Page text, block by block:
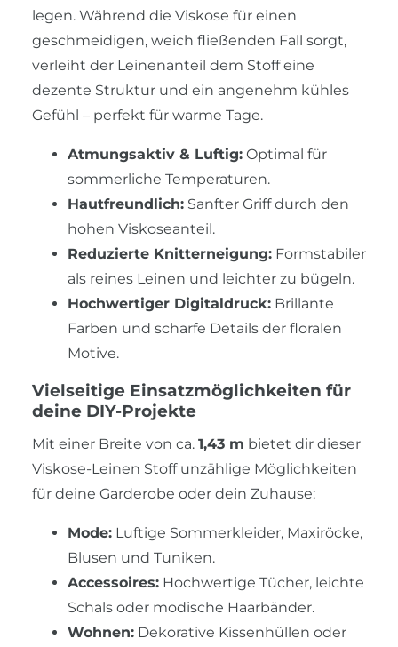
legen. Während die Viskose für einen
geschmeidigen, weich fließenden Fall sorgt,
verleiht der Leinenanteil dem Stoff eine
dezente Struktur und ein angenehm kühles
Gefühl – perfekt für warme Tage.
Atmungsaktiv & Luftig: Optimal für
sommerliche Temperaturen.
Hautfreundlich: Sanfter Griff durch den
hohen Viskoseanteil.
Reduzierte Knitterneigung: Formstabiler
als reines Leinen und leichter zu bügeln.
Hochwertiger Digitaldruck: Brillante
Farben und scharfe Details der floralen
Motive.
Vielseitige Einsatzmöglichkeiten für
deine DIY-Projekte
Mit einer Breite von ca. 1,43 m bietet dir dieser
Viskose-Leinen Stoff unzählige Möglichkeiten
für deine Garderobe oder dein Zuhause:
Mode: Luftige Sommerkleider, Maxiröcke,
Blusen und Tuniken.
Accessoires: Hochwertige Tücher, leichte
Schals oder modische Haarbänder.
Wohnen: Dekorative Kissenhüllen oder